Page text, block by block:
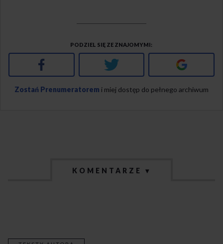
PODZIEL SIĘ ZE ZNAJOMYMI
Facebook Twitter Google+
Zostań Prenumeratorem i miej dostęp do pełnego archiwum
KOMENTARZE ▾